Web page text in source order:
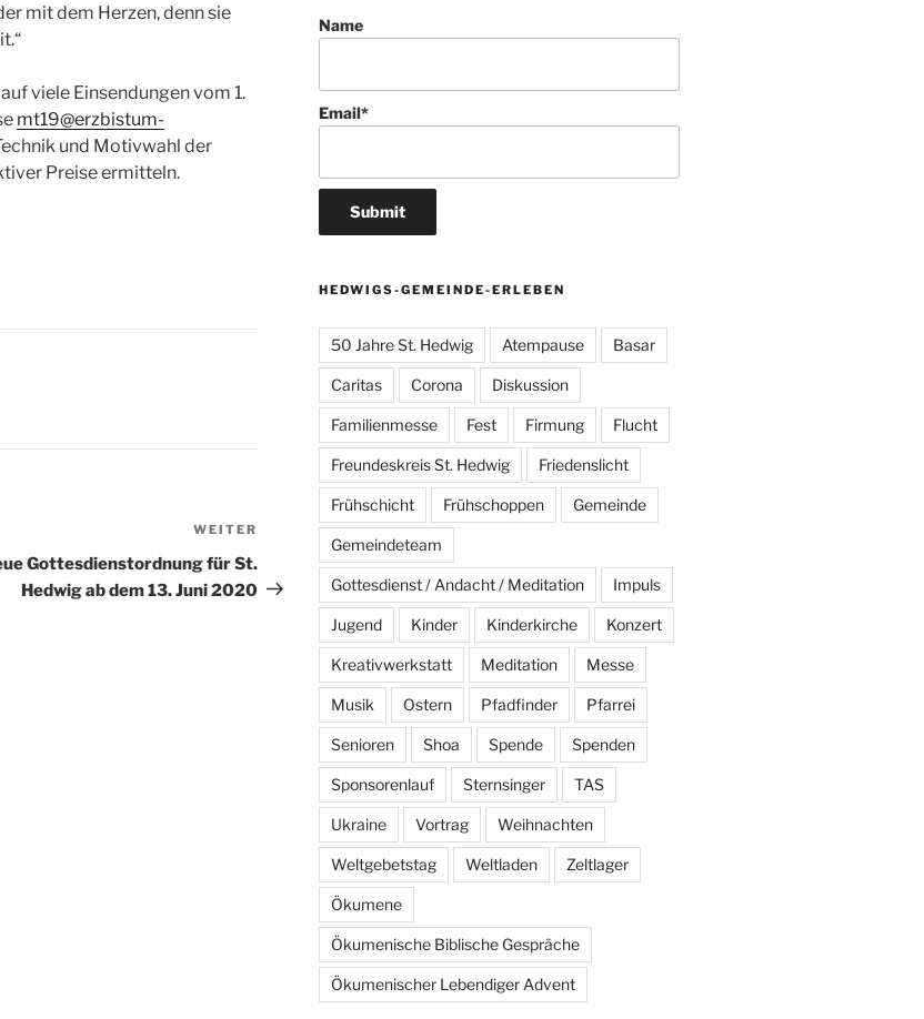
mit dem Herzen, denn sie
viele Einsendungen vom 1.
mt19@erzbistum-
und Motivwahl der
Preise ermitteln.
Nächster
Beitrag
WEITER
Gottesdienstordnung für St.
Hedwig ab dem 13. Juni 2020
Name
Email*
HEDWIGS-GEMEINDE-ERLEBEN
50 Jahre St. Hedwig Atempause Basar
Caritas Corona Diskussion
Familienmesse Fest Firmung Flucht
Freundeskreis St. Hedwig Friedenslicht
Frühschicht Frühschoppen Gemeinde
Gemeindeteam
Gottesdienst / Andacht / Meditation Impuls
Jugend Kinder Kinderkirche Konzert
Kreativwerkstatt Meditation Messe
Musik Ostern Pfadfinder Pfarrei
Senioren Shoa Spende Spenden
Sponsorenlauf Sternsinger TAS
Ukraine Vortrag Weihnachten
Weltgebetstag Weltladen Zeltlager
Ökumene
Ökumenische Biblische Gespräche
Ökumenischer Lebendiger Advent